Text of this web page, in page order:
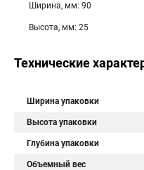
Ширина, мм: 90
Высота, мм: 25
Технические
Ширина упаковки
Высота упаковки
Глубина упаковки
Объемный вес